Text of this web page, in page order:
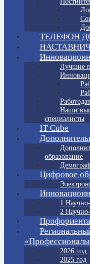
ТЕЛЕФОН
Лучшие
Наши
специалисты
IT Cube
образование
Цифровое
1
2
2026 год
2025 год